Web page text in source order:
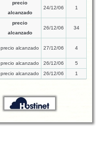
precio
alcanzado
24/12/06 1
precio
alcanzado
26/12/06 34
precio alcanzado 27/12/06 4
precio alcanzado 26/12/06
5
precio alcanzado 26/12/06 1